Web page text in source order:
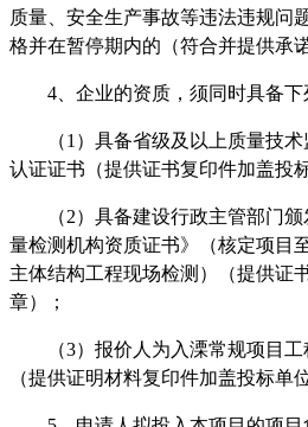
质量、安全生产事故等违法违规问
格并在暂停期内的（符合并提供承
4 企业的资质，须同时具备下
（1 ）具备省级及以上质量技
认证证书（提供证书复印件加盖投
（2）具备建设行政主管部门
量检测机构资质证书》（核定项目
主体结构工程现场检测）（提供证
章） ；
（3） 报价人为入溧常规项目
（提供证明材料复印件加盖投标单